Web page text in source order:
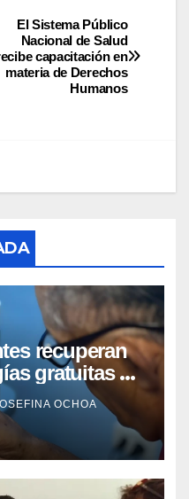
El Sistema Público
Nacional de Salud
capacitación en
materia de Derechos
Humanos
recuperan
gratuitas de
OCHOA